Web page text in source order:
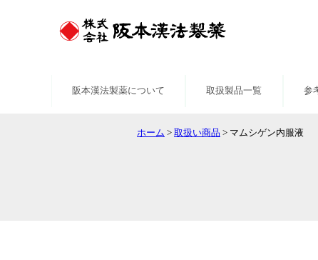
阪本漢法製薬について 取扱製品一覧 参
ホーム > 取扱い商品 > マムシゲン内服液